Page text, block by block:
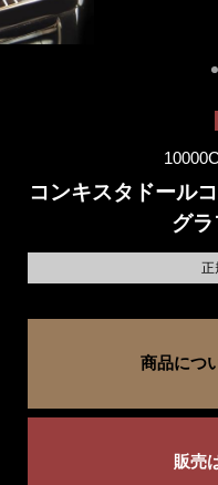
コンキスタドール
グ
正
商品につ
販売